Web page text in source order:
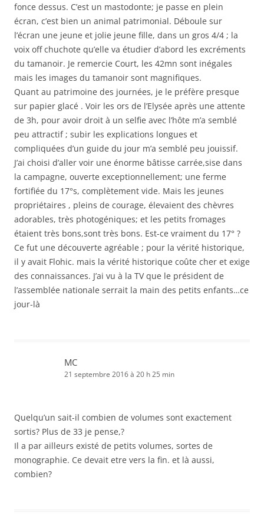
fonce dessus. C’est un mastodonte; je passe en plein
écran, c’est bien un animal patrimonial. Déboule sur
l’écran une jeune et jolie jeune fille, dans un gros 4/4 ; la
voix off chuchote qu’elle va étudier d’abord les excréments
du tamanoir. Je remercie Court, les 42mn sont inégales
mais les images du tamanoir sont magnifiques.
Quant au patrimoine des journées, je le préfère presque
sur papier glacé . Voir les ors de l’Elysée après une attente
de 3h, pour avoir droit à un selfie avec l’hôte m’a semblé
peu attractif ; subir les explications longues et
compliquées d’un guide du jour m’a semblé peu jouissif.
J’ai choisi d’aller voir une énorme bâtisse carrée,sise dans
la campagne, ouverte exceptionnellement; une ferme
fortifiée du 17°s, complètement vide. Mais les jeunes
propriétaires , pleins de courage, élevaient des chèvres
adorables, très photogéniques; et les petits fromages
étaient très bons,sont très bons. Est-ce vraiment du 17° ?
Ce fut une découverte agréable ; pour la vérité historique,
il y avait Flohic. mais la vérité historique coûte cher et exige
des connaissances. J’ai vu à la TV que le président de
l’assemblée nationale serrait la main des petits enfants…ce
jour-là
MC
21 septembre 2016 à 20 h 25 min
Quelqu’un sait-il combien de volumes sont exactement
sortis? Plus de 33 je pense,?
Il a par ailleurs existé de petits volumes, sortes de
monographie. Ce devait etre vers la fin. et là aussi,
combien?